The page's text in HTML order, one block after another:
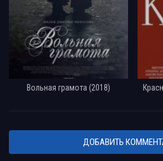
Вольная грамота (2018)
ДОБАВИТЬ